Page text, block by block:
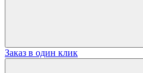
Заказ в один клик